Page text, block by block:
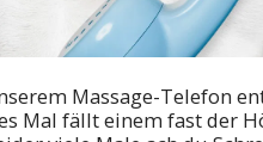
Massage-Telefon
Mal fällt einem fast der